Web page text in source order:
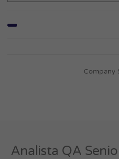
Company
Analista QA